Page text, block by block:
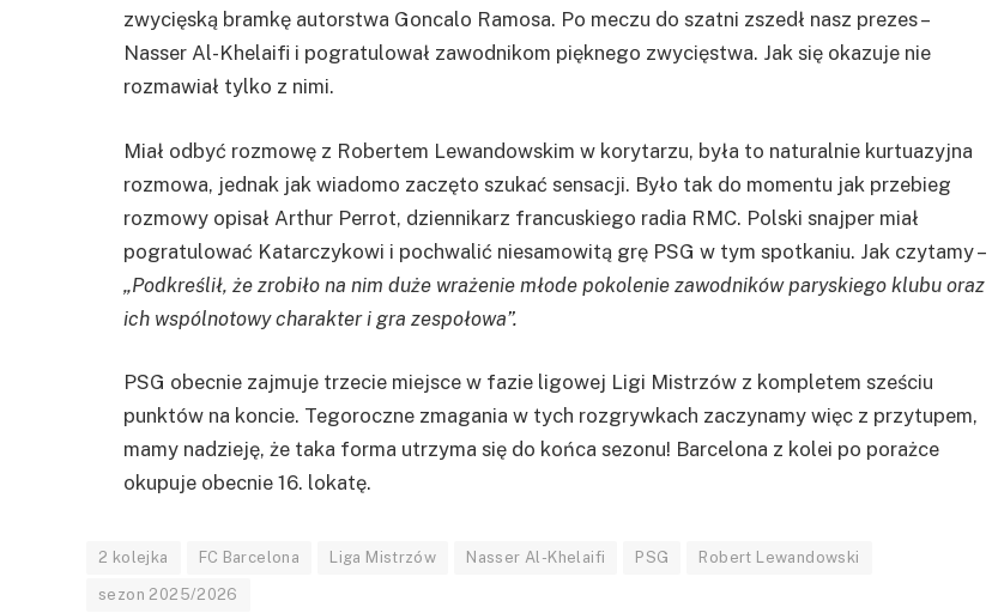
zwycięską bramkę autorstwa Goncalo Ramosa. Po meczu do szatni zszedł nasz prezes –
Nasser Al-Khelaifi i pogratulował zawodnikom pięknego zwycięstwa. Jak się okazuje nie
rozmawiał tylko z nimi.
Miał odbyć rozmowę z Robertem Lewandowskim w korytarzu, była to naturalnie kurtuazyjna
rozmowa, jednak jak wiadomo zaczęto szukać sensacji. Było tak do momentu jak przebieg
rozmowy opisał Arthur Perrot, dziennikarz francuskiego radia RMC. Polski snajper miał
pogratulować Katarczykowi i pochwalić niesamowitą grę PSG w tym spotkaniu. Jak czytamy –
„Podkreślił, że zrobiło na nim duże wrażenie młode pokolenie zawodników paryskiego klubu oraz
ich wspólnotowy charakter i gra zespołowa”.
PSG obecnie zajmuje trzecie miejsce w fazie ligowej Ligi Mistrzów z kompletem sześciu
punktów na koncie. Tegoroczne zmagania w tych rozgrywkach zaczynamy więc z przytupem,
mamy nadzieję, że taka forma utrzyma się do końca sezonu! Barcelona z kolei po porażce
okupuje obecnie 16. lokatę.
2 kolejka FC Barcelona Liga Mistrzów Nasser Al-Khelaifi PSG Robert Lewandowski
sezon 2025/2026